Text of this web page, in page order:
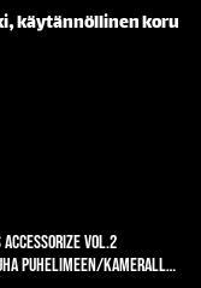
käytännöllinen koru
Accessorize vol.2
puhelimeen/kameralle,